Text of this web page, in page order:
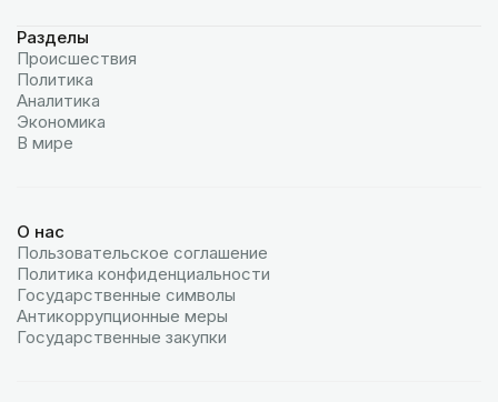
Разделы
Происшествия
Политика
Аналитика
Экономика
В мире
О нас
Пользовательское соглашение
Политика конфиденциальности
Государственные символы
Антикоррупционные меры
Государственные закупки